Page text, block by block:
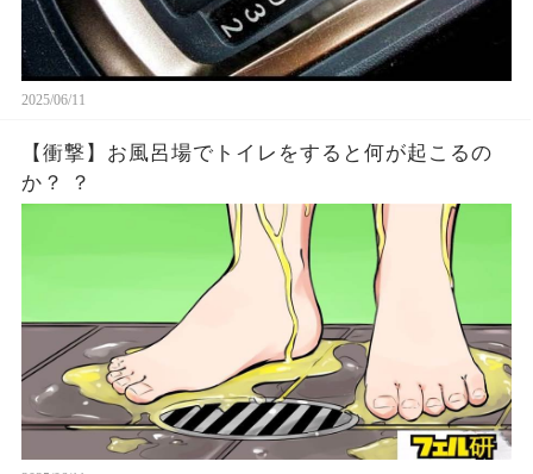
2025/06/11
【衝撃】お風呂場でトイレをすると何が起こるの
か？ ？